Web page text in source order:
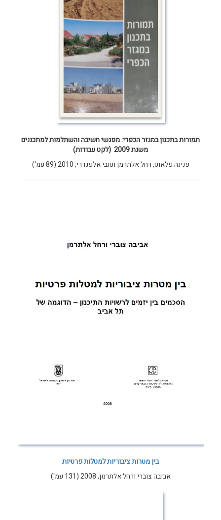
תמורות בתכנון במגזר הכפרי: מפגשי חשיבה והשתלמות למתכננים
משנת 2009 (לקט עבודות)
פנינה פלאוט, רחל אלתרמן וטובי אלפנדרי, 2010 (89 עמ')
בין מטרות ציבוריות למטלות פרטיות
אביבה צוברי ורחל אלתרמן, 2008 (131 עמ')